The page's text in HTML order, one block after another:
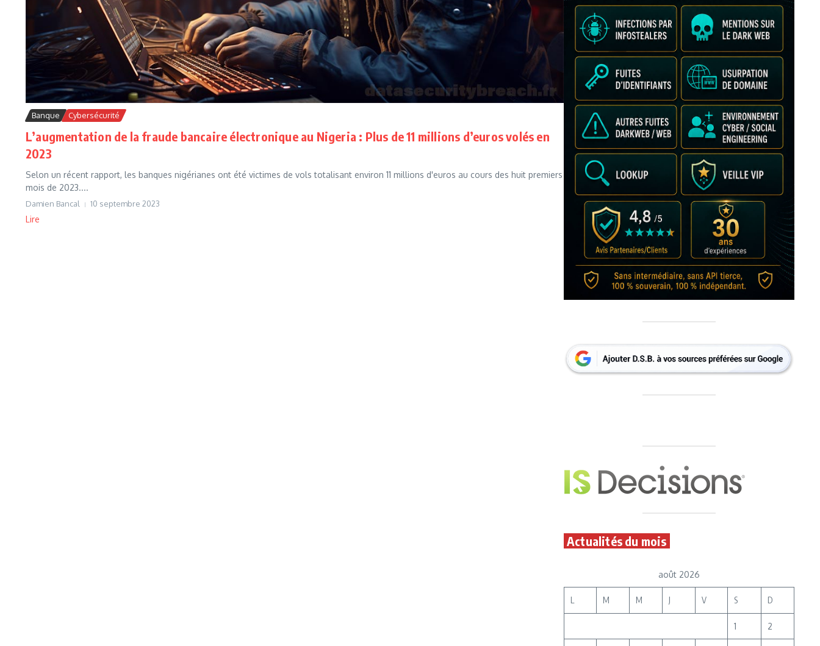
Banque Cybersécurité
L’augmentation de la fraude bancaire électronique au Nigeria : Plus de 11 millions d’euros volés en
2023
Selon un récent rapport, les banques nigérianes ont été victimes de vols totalisant environ 11 millions d'euros au cours des huit premiers
mois de 2023....
Damien Bancal 10 septembre 2023
Lire
Actualités du mois
août 2026
L M M J V S D
1 2